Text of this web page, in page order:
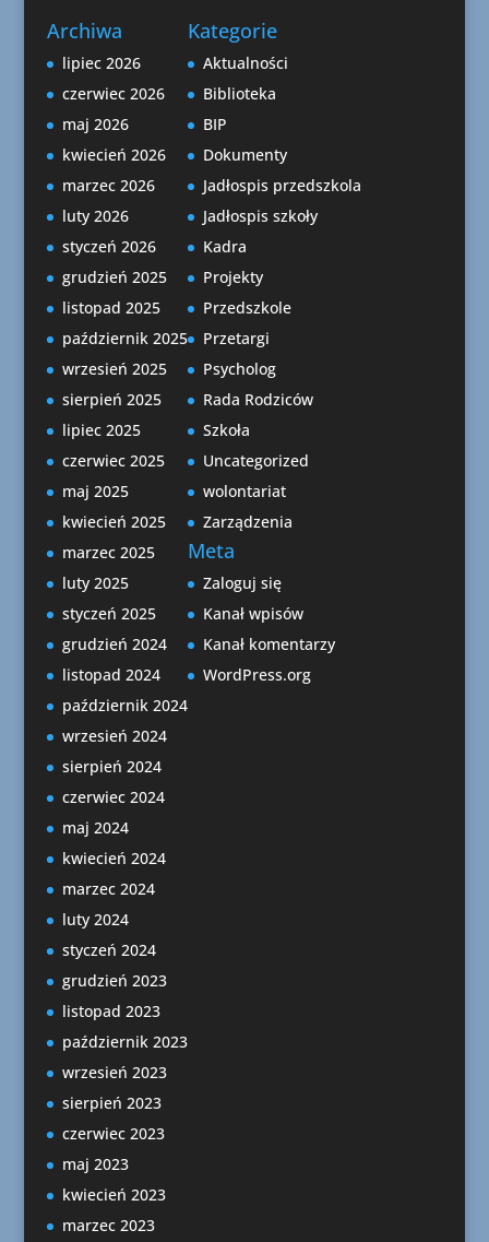
Archiwa
lipiec 2026
czerwiec 2026
maj 2026
kwiecień 2026
marzec 2026
luty 2026
styczeń 2026
grudzień 2025
listopad 2025
październik 2025
wrzesień 2025
sierpień 2025
lipiec 2025
czerwiec 2025
maj 2025
kwiecień 2025
marzec 2025
luty 2025
styczeń 2025
grudzień 2024
listopad 2024
październik 2024
wrzesień 2024
sierpień 2024
czerwiec 2024
maj 2024
kwiecień 2024
marzec 2024
luty 2024
styczeń 2024
grudzień 2023
listopad 2023
październik 2023
wrzesień 2023
sierpień 2023
czerwiec 2023
maj 2023
kwiecień 2023
marzec 2023
Kategorie
Aktualności
Biblioteka
BIP
Dokumenty
Jadłospis przedszkola
Jadłospis szkoły
Kadra
Projekty
Przedszkole
Przetargi
Psycholog
Rada Rodziców
Szkoła
Uncategorized
wolontariat
Zarządzenia
Meta
Zaloguj się
Kanał wpisów
Kanał komentarzy
WordPress.org